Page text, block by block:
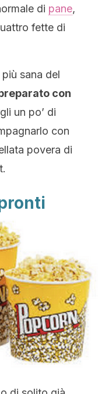
di pane,
fette di
sana del
con
un po’ di
con
povera di